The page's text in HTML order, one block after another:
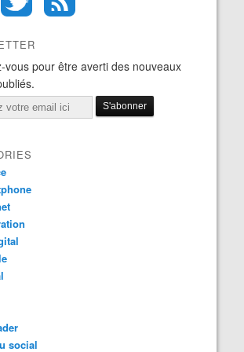
vous pour être averti des nouveaux
social